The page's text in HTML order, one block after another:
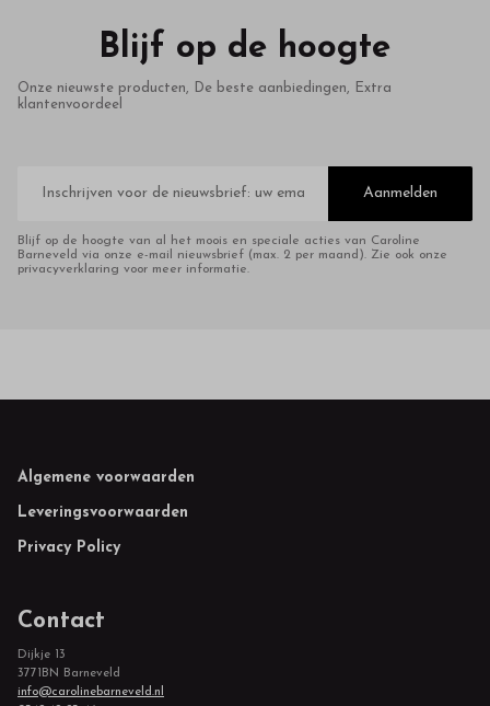
Blijf op de hoogte
Onze nieuwste producten, De beste aanbiedingen, Extra
klantenvoordeel
mailadres
Aanmelden
Blijf op de hoogte van al het moois en speciale acties van Caroline
Barneveld via onze e-mail nieuwsbrief (max. 2 per maand). Zie ook onze
privacyverklaring voor meer informatie.
Footer
Algemene voorwaarden
Leveringsvoorwaarden
Privacy Policy
Contact
Dijkje 13
3771BN Barneveld
info@carolinebarneveld.nl